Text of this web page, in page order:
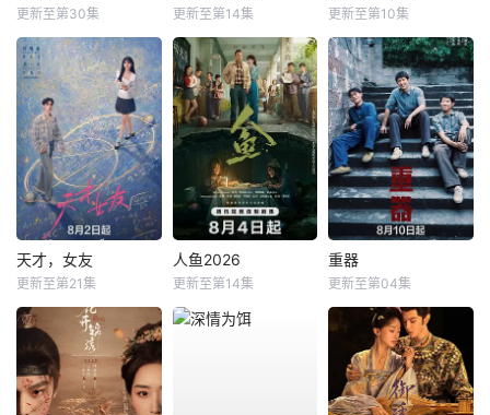
更新至第30集 更新至第14集 更新至第10集
天才，女友
更新至第21集
人鱼2026
更新至第14集
重器
更新至第04集